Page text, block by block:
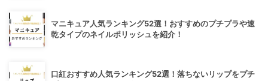
マニキュア人気ランキング52選！おすすめのプチプラや速
乾タイプのネイルポリッシュを紹介！
口紅おすすめ人気ランキング52選！落ちないリップをプチ